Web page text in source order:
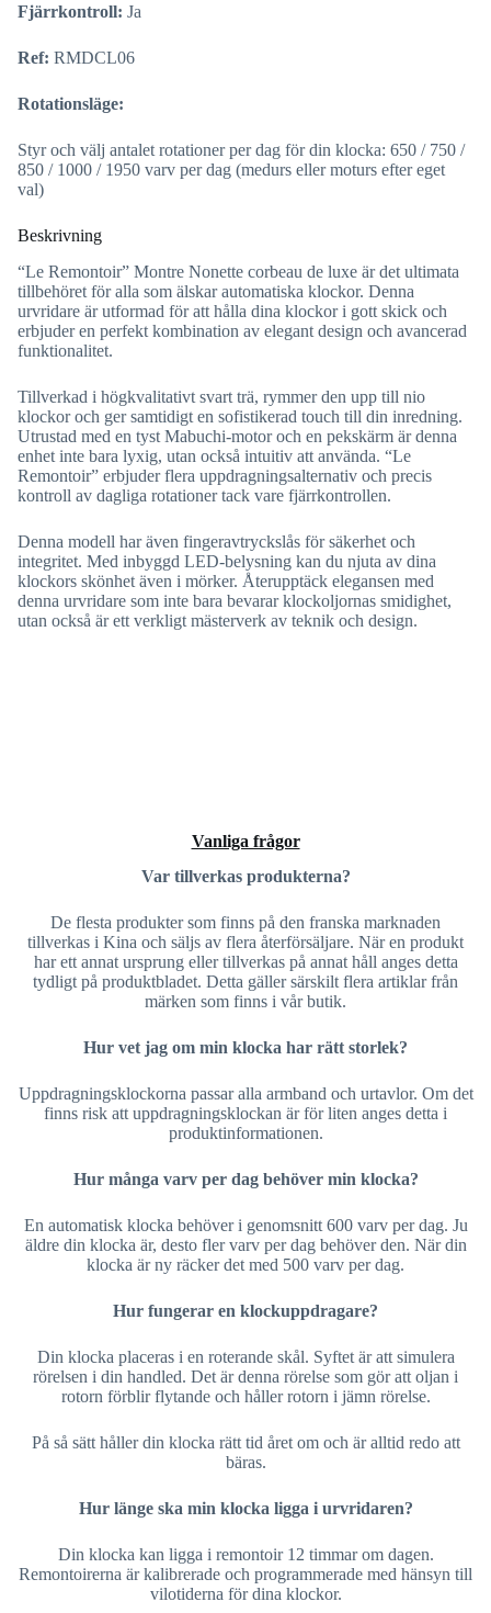
Fjärrkontroll: Ja
Ref: RMDCL06
Rotationsläge:
Styr och välj antalet rotationer per dag för din klocka: 650 / 750 /
850 / 1000 / 1950 varv per dag (medurs eller moturs efter eget
val)
Beskrivning
“Le Remontoir” Montre Nonette corbeau de luxe är det ultimata
tillbehöret för alla som älskar automatiska klockor. Denna
urvridare är utformad för att hålla dina klockor i gott skick och
erbjuder en perfekt kombination av elegant design och avancerad
funktionalitet.
Tillverkad i högkvalitativt svart trä, rymmer den upp till nio
klockor och ger samtidigt en sofistikerad touch till din inredning.
Utrustad med en tyst Mabuchi-motor och en pekskärm är denna
enhet inte bara lyxig, utan också intuitiv att använda. “Le
Remontoir” erbjuder flera uppdragningsalternativ och precis
kontroll av dagliga rotationer tack vare fjärrkontrollen.
Denna modell har även fingeravtryckslås för säkerhet och
integritet. Med inbyggd LED-belysning kan du njuta av dina
klockors skönhet även i mörker. Återupptäck elegansen med
denna urvridare som inte bara bevarar klockoljornas smidighet,
utan också är ett verkligt mästerverk av teknik och design.
Vanliga frågor
Var tillverkas produkterna?
De flesta produkter som finns på den franska marknaden
tillverkas i Kina och säljs av flera återförsäljare. När en produkt
har ett annat ursprung eller tillverkas på annat håll anges detta
tydligt på produktbladet. Detta gäller särskilt flera artiklar från
märken som finns i vår butik.
Hur vet jag om min klocka har rätt storlek?
Uppdragningsklockorna passar alla armband och urtavlor. Om det
finns risk att uppdragningsklockan är för liten anges detta i
produktinformationen.
Hur många varv per dag behöver min klocka?
En automatisk klocka behöver i genomsnitt 600 varv per dag. Ju
äldre din klocka är, desto fler varv per dag behöver den. När din
klocka är ny räcker det med 500 varv per dag.
Hur fungerar en klockuppdragare?
Din klocka placeras i en roterande skål. Syftet är att simulera
rörelsen i din handled. Det är denna rörelse som gör att oljan i
rotorn förblir flytande och håller rotorn i jämn rörelse.
På så sätt håller din klocka rätt tid året om och är alltid redo att
bäras.
Hur länge ska min klocka ligga i urvridaren?
Din klocka kan ligga i remontoir 12 timmar om dagen.
Remontoirerna är kalibrerade och programmerade med hänsyn till
vilotiderna för dina klockor.